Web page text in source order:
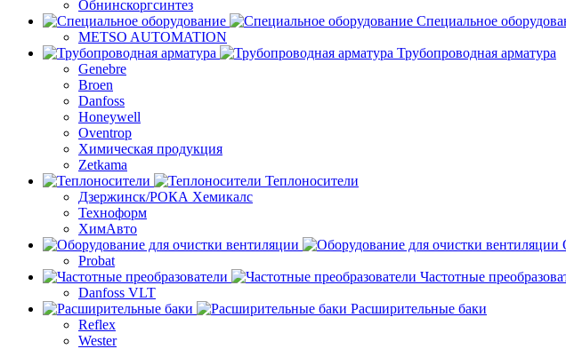
Обнинскоргсинтез
Специальное
METSO AUTOMATION
Трубопроводная арматура
Genebre
Broen
Danfoss
Honeywell
Oventrop
Химическая продукция
Zetkama
Теплоносители
Дзержинск/РОКА Хемикалс
Техноформ
ХимАвто
Probat
Частотные
Danfoss VLT
Расширительные баки
Reflex
Wester